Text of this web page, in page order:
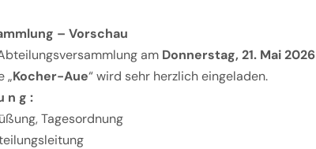
– Vorschau
am Donnerstag, 21. Mai 2026
„Kocher-Aue“ wird sehr herzlich eingeladen.
n g :
Tagesordnung